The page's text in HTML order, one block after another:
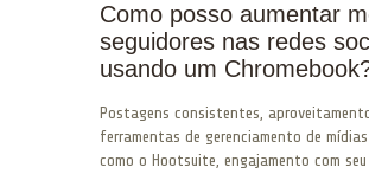
Como posso aumentar
seguidores nas redes
usando um
Postagens consistentes,
ferramentas de gerenciamento de
como o Hootsuite, engajamento com